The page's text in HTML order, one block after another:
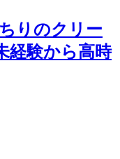
りのクリー
経験から高時